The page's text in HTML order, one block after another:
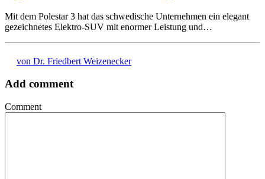
Mit dem Polestar 3 hat das schwedische Unternehmen ein elegant
gezeichnetes Elektro-SUV mit enormer Leistung und…
von Dr. Friedbert Weizenecker
Add comment
Comment